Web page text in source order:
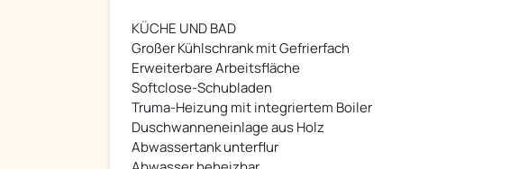
KÜCHE UND BAD
Großer Kühlschrank mit Gefrierfach
Erweiterbare Arbeitsfläche
Softclose-Schubladen
Truma-Heizung mit integriertem Boiler
Duschwanneneinlage aus Holz
Abwassertank unterflur